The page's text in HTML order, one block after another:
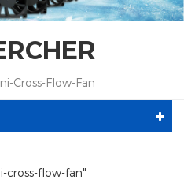
Cross-Flow-Fan
cross-flow-fan"